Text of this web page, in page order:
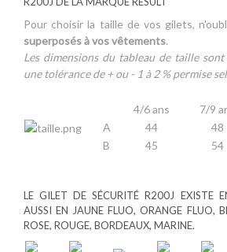
Pour choisir la taille de vos gilets,
superposés à vos vêtements.
Les dimensions du tableau de taille sont
une tolérance de + ou - 1 à 2 % permise
4/6 ans 7/9
A
44 48
B
45 54
LE GILET DE SÉCURITÉ R200J EXISTE
AUSSI EN JAUNE FLUO, ORANGE FLUO,
ROSE, ROUGE, BORDEAUX, MARINE.